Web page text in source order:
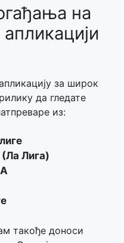
на
за широк
да гледате
из:
Лига)
такође доноси